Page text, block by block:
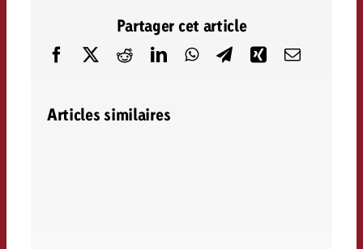
Partager cet article
Articles similaires